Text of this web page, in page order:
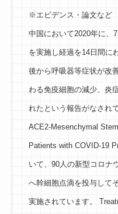
※エビデンス・論文など
中国において2020年に、
を実施し経過を14日間に
後から呼吸器等症状が改
わる免疫細胞の減少、炎
れたという報告がなされ
ACE2-Mesenchymal
Patients with COVID-19
いて、90人の新型コロナ
へ幹細胞点滴を投与して
実施されています。